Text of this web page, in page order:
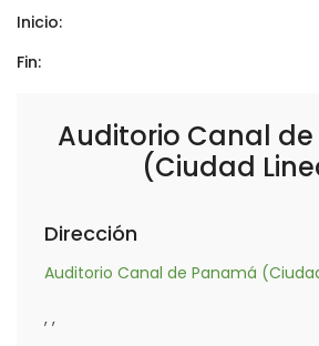
Inicio:
Fin:
Auditorio Canal
(Ciudad
Dirección
Auditorio Canal de Panamá
, ,